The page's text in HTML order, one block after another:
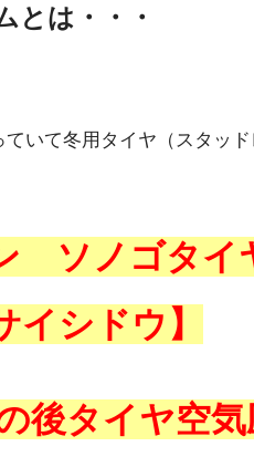
とは・・・
いて冬用タイヤ（スタッ
ソノゴタイ
シドウ】
後タイヤ空